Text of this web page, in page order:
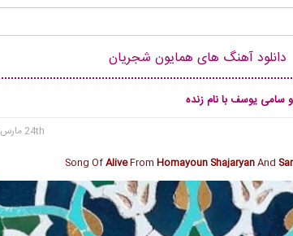
دانلود آهنگ های همایون شجریان
سامی یوسف با نام زنده
24th مارس 2025
Song OfAliveFrom Homayoun ShajaryanAnd